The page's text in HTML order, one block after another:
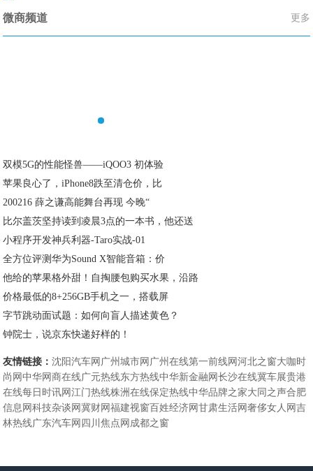
微商频道 更多
双模5G的性能怪兽——iQOO3 初体验
苹果良心了，iPhone8跌至清仓价，比
200216 薛之谦高能舞台再现 今晚“
比尔盖茨坚持读到凌晨3点的一本书，他还送
小程序开发神兵利器-Taro实战-01
全方位评测华为Sound X智能音箱：价
他给的苹果格外甜！自掏腰包购买水果，沿路
价格最低的8+256GB手机之一，搭载屏
字节跳动面试题：如何向盲人描述黄色？
钟院士，说京东快递好样的！
友情链接：沈阳汽车网 广州城市网 广州在线第一前线网河北之窗大咖时
尚网中华网商在线广元热线东方热线中华新金融网长沙在线冀车展贵港
在线每日时讯网江门热线株洲在线保定热线中华品牌之家大同之声合肥
信息网科技杂谈网冀财网福建视窗 百姓经济网甘肃生活网奢侈女人网吉
林热线广东汽车网 四川焦点网 成都之窗